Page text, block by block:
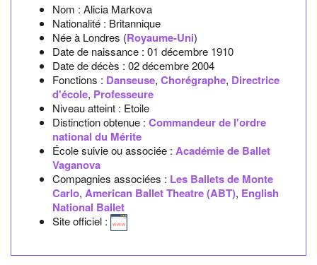
Nom : Alicia Markova
Nationalité : Britannique
Née à Londres (Royaume-Uni)
Date de naissance : 01 décembre 1910
Date de décès : 02 décembre 2004
Fonctions : Danseuse, Chorégraphe, Directrice
d'école, Professeure
Niveau atteint : Etoile
Distinction obtenue : Commandeur de l'ordre
national du Mérite
École suivie ou associée : Académie de Ballet
Vaganova
Compagnies associées : Les Ballets de Monte
Carlo, American Ballet Theatre (ABT), English
National Ballet
Site officiel :